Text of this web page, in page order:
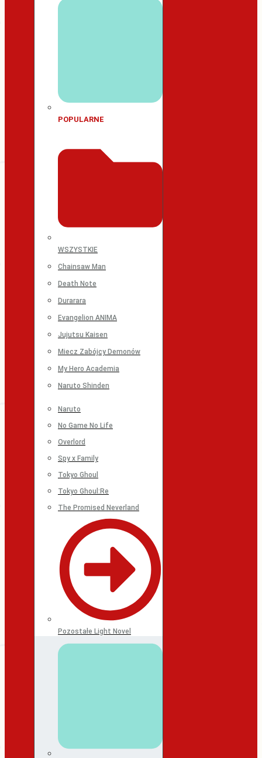
POPULARNE
WSZYSTKIE
Chainsaw Man
Death Note
Durarara
Evangelion ANIMA
Jujutsu Kaisen
Miecz Zabójcy Demonów
My Hero Academia
Naruto Shinden
Naruto
No Game No Life
Overlord
Spy x Family
Tokyo Ghoul
Tokyo Ghoul:Re
The Promised Neverland
Pozostałe Light Novel